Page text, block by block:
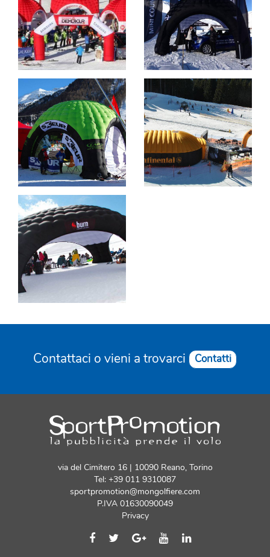
Contattaci o vieni a trovarci Contatti
via del Cimitero 16 | 10090 Reano, Torino
Tel: +39 011 9310087
sportpromotion@mongolfiere.com
P.IVA 01630090049
Privacy